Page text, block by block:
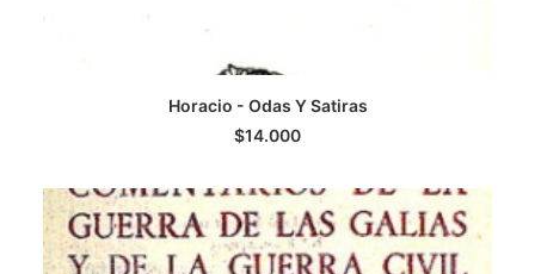
AGREGAR AL CARRITO
Horacio - Odas Y Satiras
$14.000